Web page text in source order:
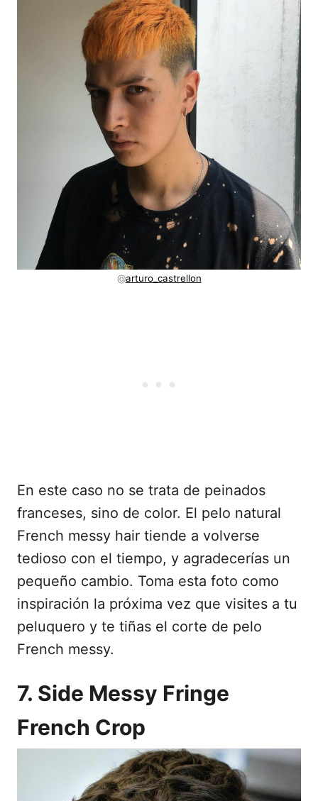
@arturo_castrellon
En este caso no se trata de peinados
franceses, sino de color. El pelo natural
French messy hair tiende a volverse
tedioso con el tiempo, y agradecerías un
pequeño cambio. Toma esta foto como
inspiración la próxima vez que visites a tu
peluquero y te tiñas el corte de pelo
French messy.
7. Side Messy Fringe
French Crop